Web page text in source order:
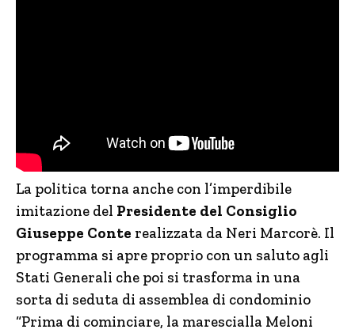
La politica torna anche con l’imperdibile
imitazione del Presidente del Consiglio
Giuseppe Conte realizzata da Neri Marcorè. Il
programma si apre proprio con un saluto agli
Stati Generali che poi si trasforma in una
sorta di seduta di assemblea di condominio
“Prima di cominciare, la marescialla Meloni